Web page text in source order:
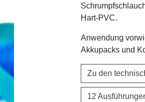
Hart-PVC.
Anwendung
Akkupacks und
Zu den
12